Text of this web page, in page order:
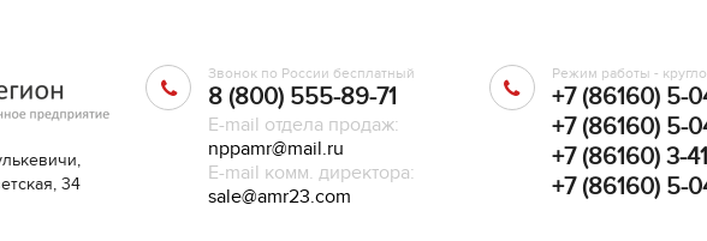
34
Звонок по России бесплатный
8 (800) 555-89-71
E-mail отдела продаж:
nppamr@mail.ru
E-mail комм. директора:
sale@amr23.com
Режим работы -
+7 (86160) 5-
+7 (86160) 5-
+7 (86160) 3-
+7 (86160) 5-